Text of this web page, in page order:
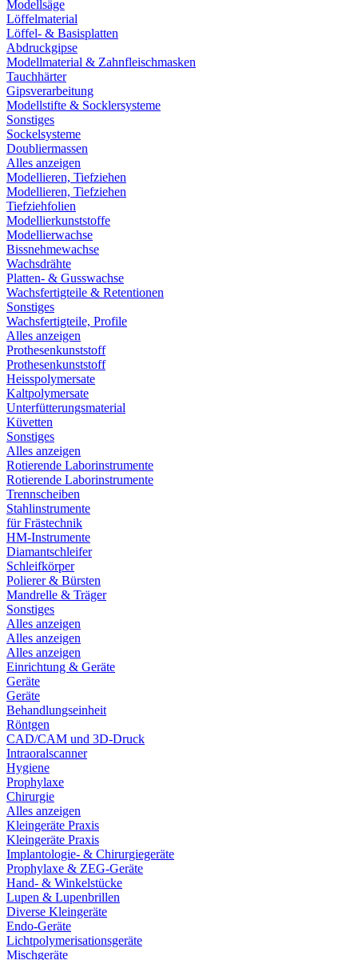
Modellsäge
Löffelmaterial
Löffel- & Basisplatten
Abdruckgipse
Modellmaterial & Zahnfleischmasken
Tauchhärter
Gipsverarbeitung
Modellstifte & Socklersysteme
Sonstiges
Sockelsysteme
Doubliermassen
Alles anzeigen
Modellieren, Tiefziehen
Modellieren, Tiefziehen
Tiefziehfolien
Modellierkunststoffe
Modellierwachse
Bissnehmewachse
Wachsdrähte
Platten- & Gusswachse
Wachsfertigteile & Retentionen
Sonstiges
Wachsfertigteile, Profile
Alles anzeigen
Prothesenkunststoff
Prothesenkunststoff
Heisspolymersate
Kaltpolymersate
Unterfütterungsmaterial
Küvetten
Sonstiges
Alles anzeigen
Rotierende Laborinstrumente
Rotierende Laborinstrumente
Trennscheiben
Stahlinstrumente
für Frästechnik
HM-Instrumente
Diamantschleifer
Schleifkörper
Polierer & Bürsten
Mandrelle & Träger
Sonstiges
Alles anzeigen
Alles anzeigen
Alles anzeigen
Einrichtung & Geräte
Geräte
Geräte
Behandlungseinheit
Röntgen
CAD/CAM und 3D-Druck
Intraoralscanner
Hygiene
Prophylaxe
Chirurgie
Alles anzeigen
Kleingeräte Praxis
Kleingeräte Praxis
Implantologie- & Chirurgiegeräte
Prophylaxe & ZEG-Geräte
Hand- & Winkelstücke
Lupen & Lupenbrillen
Diverse Kleingeräte
Endo-Geräte
Lichtpolymerisationsgeräte
Mischgeräte